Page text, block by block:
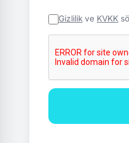
Gizlilik ve KVKK